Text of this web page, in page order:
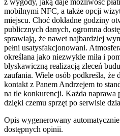
z wygody, jaką daje możliwość
mobilnymi NFC, a także opcji
miejscu. Choć dokładne godziny
publicznych danych, ogromna
sprawiają, że nawet najbardziej
pełni usatysfakcjonowani.
określana jako niezwykle miła i
błyskawiczną realizacją zleceń
zaufania. Wiele osób podkreśla, że
kontakt z Panem Andrzejem to
na tle konkurencji. Każda naprawa
dzięki czemu sprzęt po serwisie
Opis wygenerowany
dostępnych opinii.